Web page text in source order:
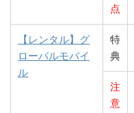
点
【レンタル】グ
ローバルモバイ
ル
特
典
注
意